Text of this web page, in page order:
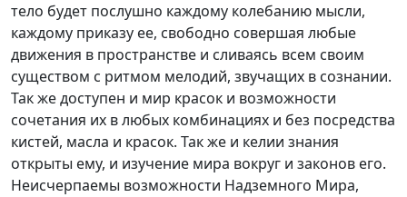
тело будет послушно каждому колебанию мысли,
каждому приказу ее, свободно совершая любые
движения в пространстве и сливаясь всем своим
существом с ритмом мелодий, звучащих в сознании.
Так же доступен и мир красок и возможности
сочетания их в любых комбинациях и без посредства
кистей, масла и красок. Так же и келии знания
открыты ему, и изучение мира вокруг и законов его.
Неисчерпаемы возможности Надземного Мира,